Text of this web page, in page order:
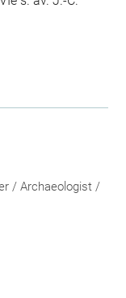
/ Archaeologist /